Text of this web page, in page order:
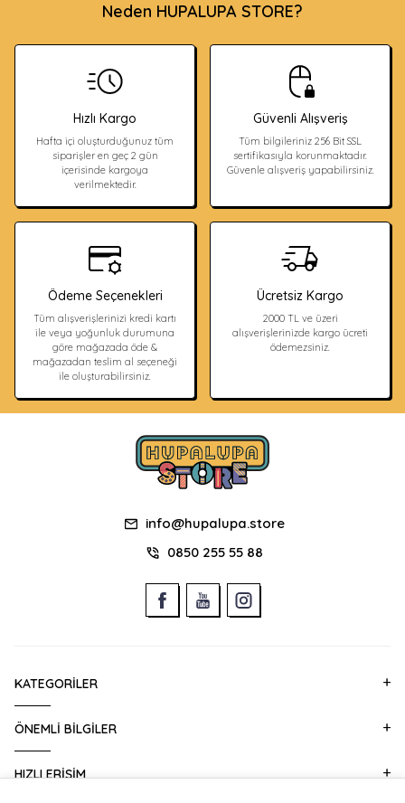
Neden HUPALUPA STORE?
Hızlı Kargo
Hafta içi oluşturduğunuz tüm
siparişler en geç 2 gün
içerisinde kargoya
verilmektedir.
Güvenli Alışveriş
Tüm bilgileriniz 256 Bit SSL
sertifikasıyla korunmaktadır.
Güvenle alışveriş yapabilirsiniz.
Ödeme Seçenekleri
Tüm alışverişlerinizi kredi kartı
ile veya yoğunluk durumuna
göre mağazada öde &
mağazadan teslim al seçeneği
ile oluşturabilirsiniz.
Ücretsiz Kargo
2000 TL ve üzeri
alışverişlerinizde kargo ücreti
ödemezsiniz.
info@hupalupa.store
0850 255 55 88
KATEGORILER
ÖNEMLI BILGILER
HIZLI ERIŞIM